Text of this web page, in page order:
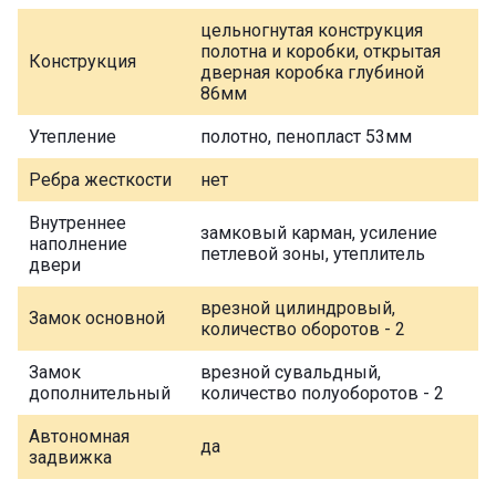
Конструкция
цельногнутая конструкция
полотна и коробки, открытая
дверная коробка глубиной
86мм
Утепление полотно, пенопласт 53мм
Ребра жесткости нет
Внутреннее
наполнение
двери
замковый карман, усиление
петлевой зоны, утеплитель
Замок основной
врезной цилиндровый,
количество оборотов - 2
Замок
дополнительный
врезной сувальдный,
количество полуоборотов - 2
Автономная
задвижка
да